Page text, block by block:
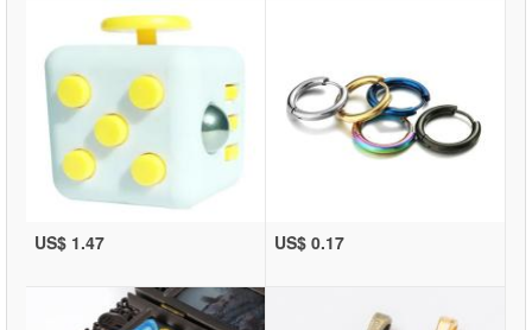
US$ 1.47 US$ 0.17